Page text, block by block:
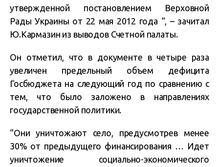
утвержденной постановлением Верховной
Рады Украины от 22 мая 2012 года “, – зачитал
Ю.Кармазин из выводов Счетной палаты.
Он отметил, что в документе в четыре раза
увеличен предельный объем дефицита
Госбюджета на следующий год по сравнению с
тем, что было заложено в направлениях
государственной политики.
“Они уничтожают село, предусмотрев менее
30% от предыдущего финансирования … Идет
уничтожение социально-экономического